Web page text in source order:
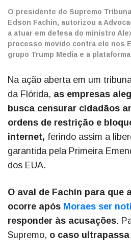
O presidente do Supremo
Edson Fachin, autorizou a
a atuar em defesa do ministro
processo movido contra ele nos
grupo Trump Media e a
Na ação aberta em um
da Flórida, as empresas
busca censurar cidadãos
ordens de restrição e
internet, ferindo assim a
garantida pela Primeira
dos EUA.
O aval de Fachin para que
ocorre após Moraes ser
responder às acusações.
Supremo, o caso